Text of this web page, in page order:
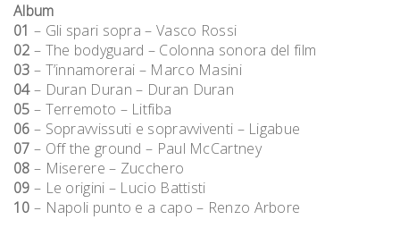
Album
01 – Gli spari sopra – Vasco Rossi
02 – The bodyguard – Colonna sonora del film
03 – T’innamorerai – Marco Masini
04– Duran Duran – Duran Duran
05 – Terremoto – Litfiba
06 – Sopravvissuti e sopravviventi – Ligabue
07 – Off the ground – Paul McCartney
08 – Miserere – Zucchero
09 – Le origini – Lucio Battisti
10 – Napoli punto e a capo – Renzo Arbore